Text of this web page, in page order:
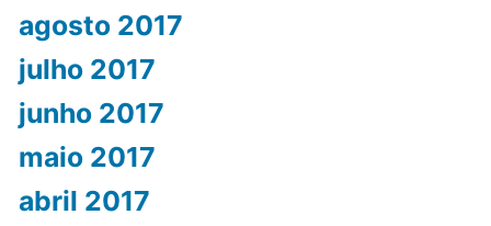
agosto 2017
julho 2017
junho 2017
maio 2017
abril 2017